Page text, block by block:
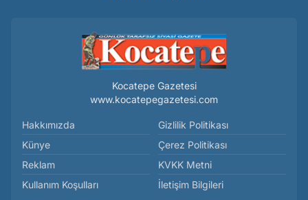
Kocatepe Gazetesi
www.kocatepegazetesi.com
Hakkımızda
Künye
Reklam
Kullanım Koşulları
Gizlilik Politikası
Çerez Politikası
KVKK Metni
İletişim Bilgileri